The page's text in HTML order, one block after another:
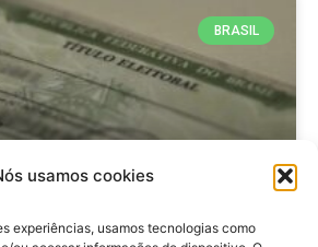
usamos cookies
experiências, usamos tecnologias como
BRASIL